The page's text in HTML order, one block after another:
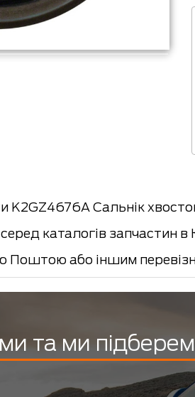
K2GZ4676A Сальнік
каталогів запчастин в
або іншим
та ми